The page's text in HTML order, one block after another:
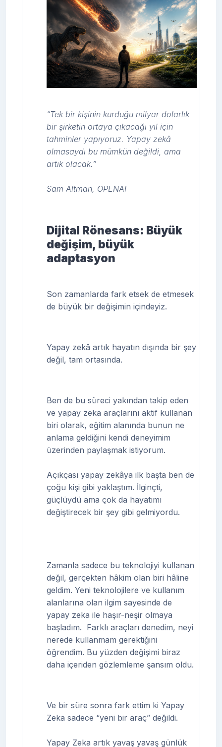
“Tek bir kişinin kurduğu milyar dolarlık
bir şirketin ortaya çıkacağı yıl için
tahminler yapıyoruz. Yapay zekâ
olmasaydı bu mümkün değildi, ama
artık olacak.”
Sam Altman, OPENAI
Dijital Rönesans: Büyük
değişim, büyük
adaptasyon
Son zamanlarda fark etsek de etmesek
de büyük bir değişimin içindeyiz.
Yapay zekâ artık hayatın dışında bir şey
değil, tam ortasında.
Ben de bu süreci yakından takip eden
ve yapay zeka araçlarını aktif kullanan
biri olarak, eğitim alanında bunun ne
anlama geldiğini kendi deneyimim
üzerinden paylaşmak istiyorum.
Açıkçası yapay zekâya ilk başta ben de
çoğu kişi gibi yaklaştım. İlginçti,
güçlüydü ama çok da hayatımı
değiştirecek bir şey gibi gelmiyordu.
Zamanla sadece bu teknolojiyi kullanan
değil, gerçekten hâkim olan biri hâline
geldim. Yeni teknolojilere ve kullanım
alanlarına olan ilgim sayesinde de
yapay zeka ile haşır-neşir olmaya
başladım. Farklı araçları denedim, neyi
nerede kullanmam gerektiğini
öğrendim. Bu yüzden değişimi biraz
daha içeriden gözlemleme şansım oldu.
Ve bir süre sonra fark ettim ki Yapay
Zeka sadece “yeni bir araç” değildi.
Yapay Zeka artık yavaş yavaş günlük